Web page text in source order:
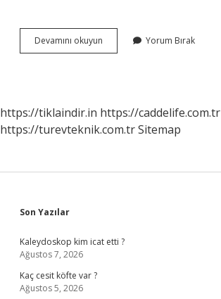
Devamını okuyun
Aseton
Yorum Bırak
https://tiklaindir.in https://caddelife.com.tr
https://turevteknik.com.trSitemap
Sidebar
Son Yazılar
Kaleydoskop kim icat etti ?
Ağustos 7, 2026
Kaç cesit köfte var ?
Ağustos 5, 2026